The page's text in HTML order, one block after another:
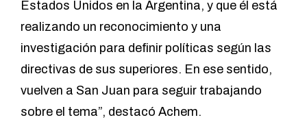
Estados Unidos en la Argentina, y que él está
realizando un reconocimiento y una
investigación para definir políticas según las
directivas de sus superiores. En ese sentido,
vuelven a San Juan para seguir trabajando
sobre el tema”, destacó Achem.